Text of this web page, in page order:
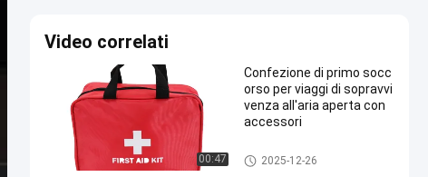
Video correlati
00:47
Confezione di primo socc
orso per viaggi di sopravvi
venza all'aria aperta con
accessori
Kit di pronto soccorso da viag
gio
2025-12-26